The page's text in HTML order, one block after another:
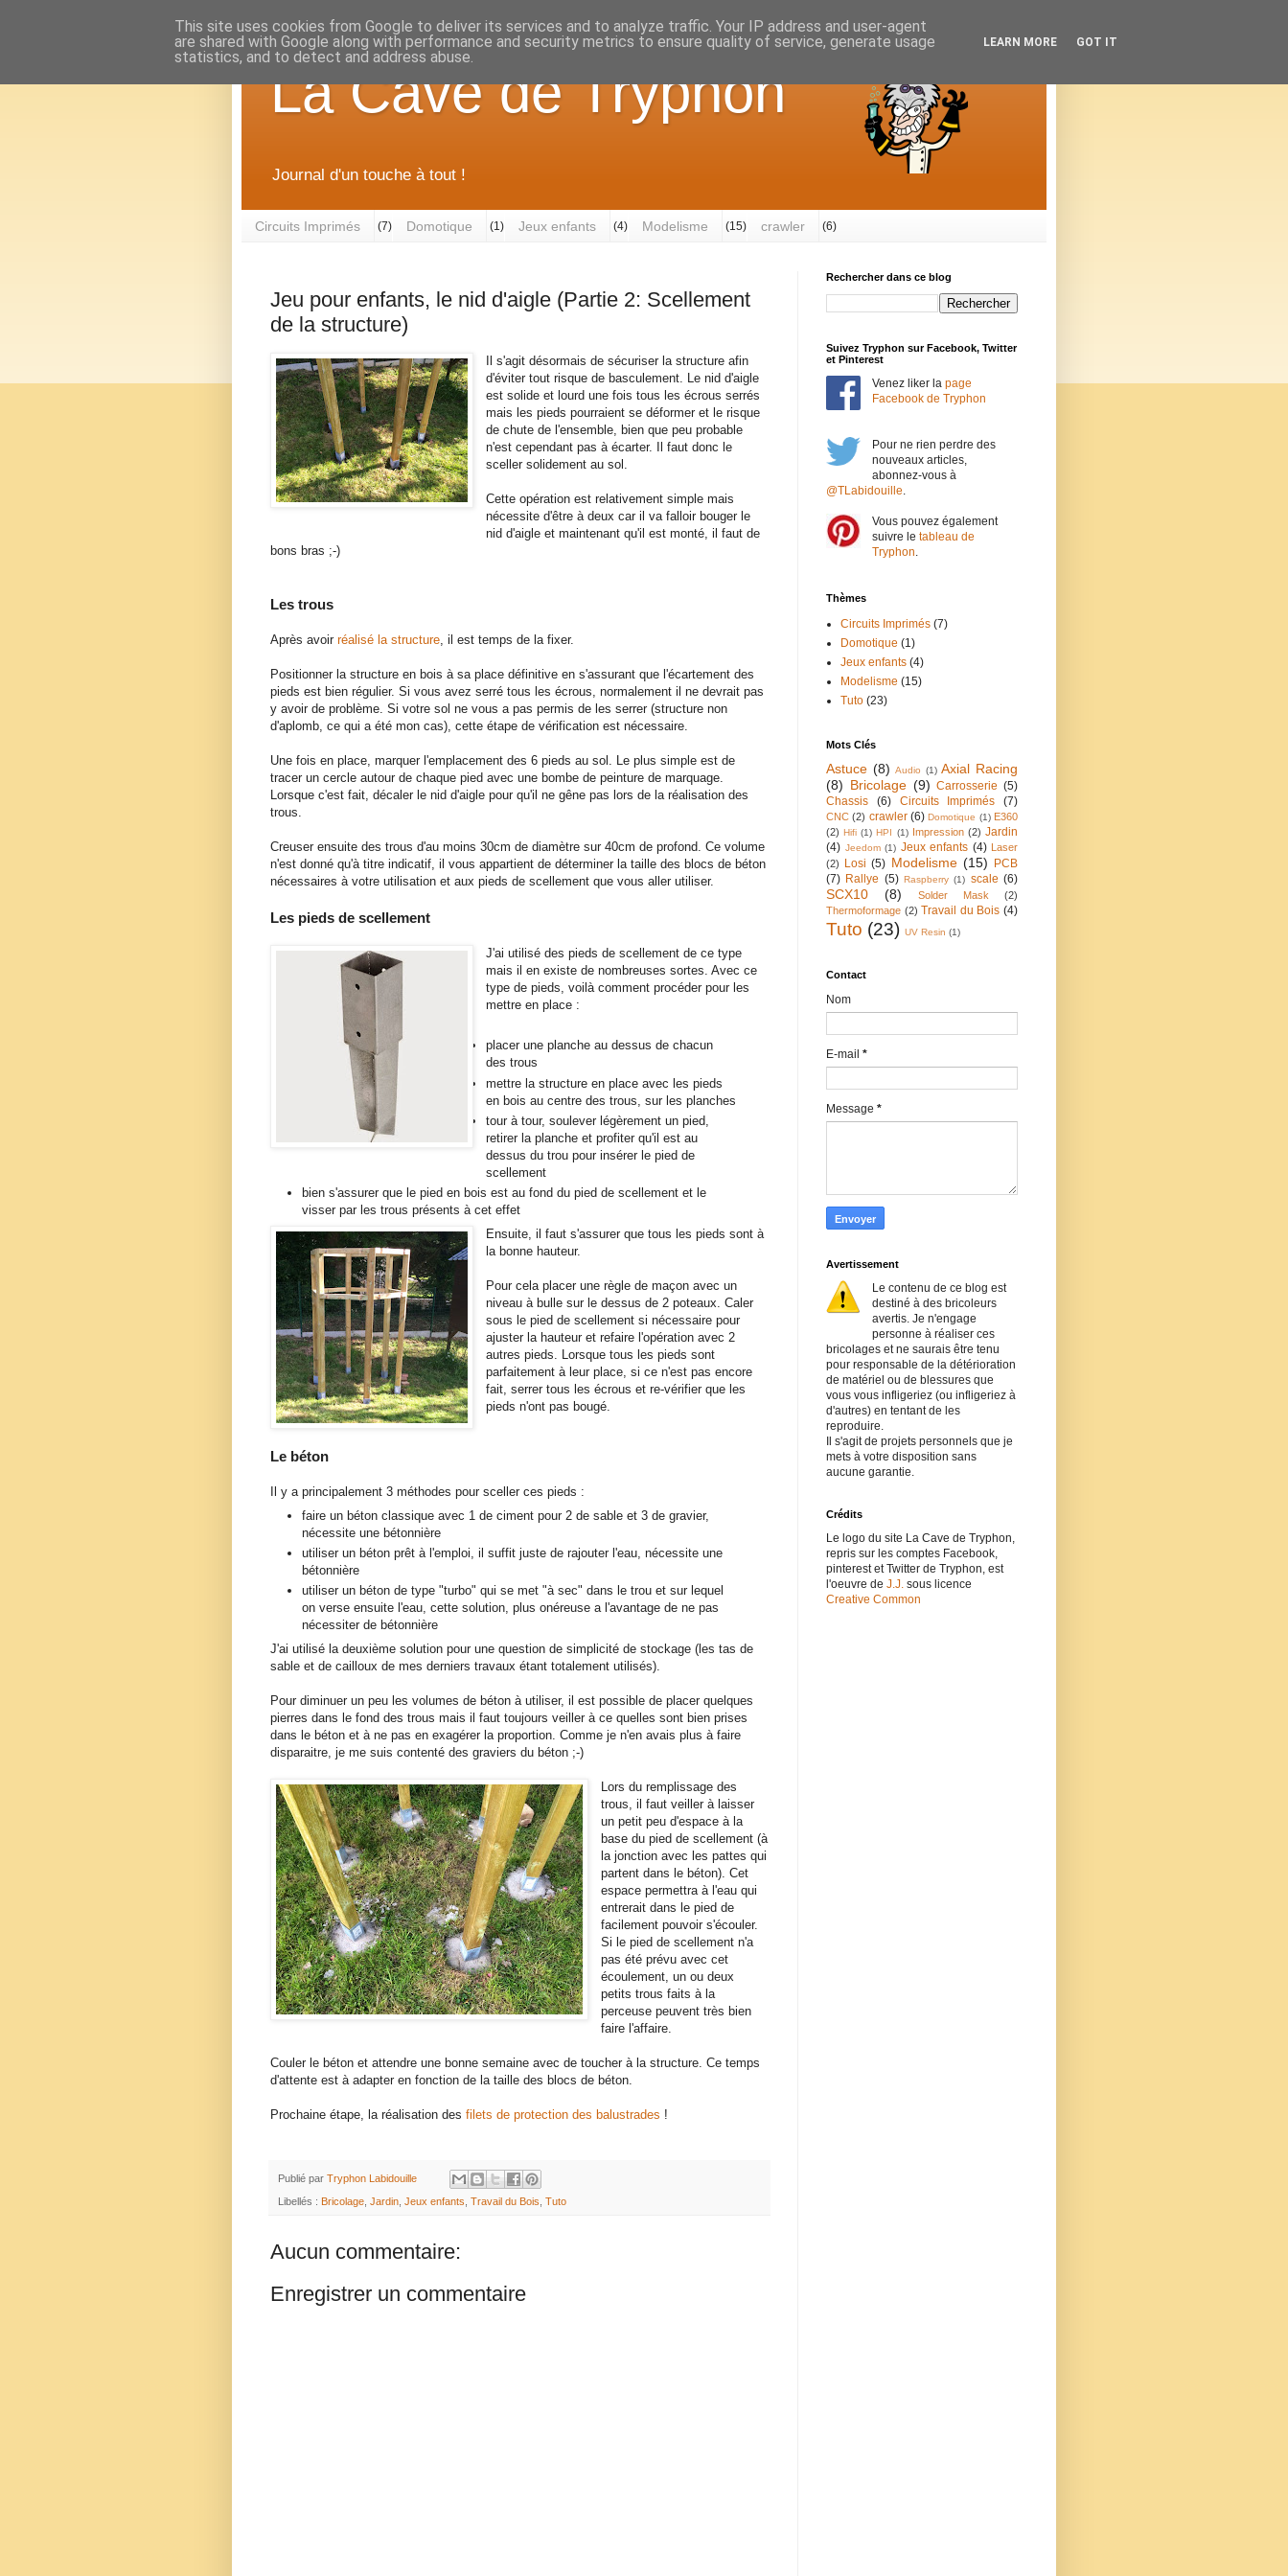
La Cave de Tryphon
Journal d'un touche à tout !
Circuits Imprimés (7) Domotique (1) Jeux enfants (4) Modelisme (15) crawler (6)
Jeu pour enfants, le nid d'aigle (Partie 2: Scellement
de la structure)
Il s'agit désormais de sécuriser la structure afin
d'éviter tout risque de basculement. Le nid d'aigle
est solide et lourd une fois tous les écrous serrés
mais les pieds pourraient se déformer et le risque
de chute de l'ensemble, bien que peu probable
n'est cependant pas à écarter. Il faut donc le
sceller solidement au sol.
Cette opération est relativement simple mais
nécessite d'être à deux car il va falloir bouger le
nid d'aigle et maintenant qu'il est monté, il faut de
bons bras ;-)
Les trous
Après avoir réalisé la structure , il est temps de la fixer.
Positionner la structure en bois à sa place définitive en s'assurant que l'écartement des
pieds est bien régulier. Si vous avez serré tous les écrous, normalement il ne devrait pas
y avoir de problème. Si votre sol ne vous a pas permis de les serrer (structure non
d'aplomb, ce qui a été mon cas), cette étape de vérification est nécessaire.
Une fois en place, marquer l'emplacement des 6 pieds au sol. Le plus simple est de
tracer un cercle autour de chaque pied avec une bombe de peinture de marquage.
Lorsque c'est fait, décaler le nid d'aigle pour qu'il ne gêne pas lors de la réalisation des
trous.
Creuser ensuite des trous d'au moins 30cm de diamètre sur 40cm de profond. Ce volume
n'est donné qu'à titre indicatif, il vous appartient de déterminer la taille des blocs de béton
nécessaires à votre utilisation et aux pieds de scellement que vous aller utiliser.
Les pieds de scellement
J'ai utilisé des pieds de scellement de ce type
mais il en existe de nombreuses sortes. Avec ce
type de pieds, voilà comment procéder pour les
mettre en place :
placer une planche au dessus de chacun
des trous
mettre la structure en place avec les pieds
en bois au centre des trous, sur les planches
tour à tour, soulever légèrement un pied,
retirer la planche et profiter qu'il est au
dessus du trou pour insérer le pied de
scellement
bien s'assurer que le pied en bois est au fond du pied de scellement et le
visser par les trous présents à cet effet
Ensuite, il faut s'assurer que tous les pieds sont à
la bonne hauteur.
Pour cela placer une règle de maçon avec un
niveau à bulle sur le dessus de 2 poteaux. Caler
sous le pied de scellement si nécessaire pour
ajuster la hauteur et refaire l'opération avec 2
autres pieds. Lorsque tous les pieds sont
parfaitement à leur place, si ce n'est pas encore
fait, serrer tous les écrous et re-vérifier que les
pieds n'ont pas bougé.
Le béton
Il y a principalement 3 méthodes pour sceller ces pieds :
faire un béton classique avec 1 de ciment pour 2 de sable et 3 de gravier,
nécessite une bétonnière
utiliser un béton prêt à l'emploi, il suffit juste de rajouter l'eau, nécessite une
bétonnière
utiliser un béton de type "turbo" qui se met "à sec" dans le trou et sur lequel
on verse ensuite l'eau, cette solution, plus onéreuse a l'avantage de ne pas
nécessiter de bétonnière
J'ai utilisé la deuxième solution pour une question de simplicité de stockage (les tas de
sable et de cailloux de mes derniers travaux étant totalement utilisés).
Pour diminuer un peu les volumes de béton à utiliser, il est possible de placer quelques
pierres dans le fond des trous mais il faut toujours veiller à ce quelles sont bien prises
dans le béton et à ne pas en exagérer la proportion. Comme je n'en avais plus à faire
disparaitre, je me suis contenté des graviers du béton ;-)
Lors du remplissage des
trous, il faut veiller à laisser
un petit peu d'espace à la
base du pied de scellement (à
la jonction avec les pattes qui
partent dans le béton). Cet
espace permettra à l'eau qui
entrerait dans le pied de
facilement pouvoir s'écouler.
Si le pied de scellement n'a
pas été prévu avec cet
écoulement, un ou deux
petits trous faits à la
perceuse peuvent très bien
faire l'affaire.
Couler le béton et attendre une bonne semaine avec de toucher à la structure. Ce temps
d'attente est à adapter en fonction de la taille des blocs de béton.
Prochaine étape, la réalisation des filets de protection des balustrades !
Publié par Tryphon Labidouille
Libellés : Bricolage Jardin Jeux enfants Travail du Bois Tuto
Aucun commentaire:
Enregistrer un commentaire
Rechercher dans ce blog
Suivez Tryphon sur Facebook, Twitter
et Pinterest
Venez liker la page
Facebook de Tryphon
Pour ne rien perdre des
nouveaux articles,
abonnez-vous à
@TLabidouille.
Vous pouvez également
suivre le tableau de
Tryphon.
Thèmes
Circuits Imprimés (7)
Domotique (1)
Jeux enfants (4)
Modelisme (15)
Tuto (23)
Mots Clés
Astuce (8) Audio (1) Axial Racing
(8) Bricolage (9) Carrosserie (5)
Chassis
(6) Circuits Imprimés (7)
CNC (2) crawler (6) Domotique (1) E360
(2) Hifi (1) HPI (1) Impression (2) Jardin
(4) Jeedom (1) Jeux enfants (4) Laser
(2)
Losi (5) Modelisme (15)
PCB
(7) Rallye (5) Raspberry (1) scale (6)
SCX10 (8) Solder Mask
(2)
Thermoformage (2) Travail du Bois (4)
Tuto (23) UV Resin (1)
Contact
Nom
E-mail *
Message *
Avertissement
Le contenu de ce blog est
destiné à des bricoleurs
avertis. Je n'engage
personne à réaliser ces
bricolages et ne saurais être tenu
pour responsable de la détérioration
de matériel ou de blessures que
vous vous infligeriez (ou infligeriez à
d'autres) en tentant de les
reproduire.
Il s'agit de projets personnels que je
mets à votre disposition sans
aucune garantie.
Crédits
Le logo du site La Cave de Tryphon,
repris sur les comptes Facebook,
pinterest et Twitter de Tryphon, est
l'oeuvre de J.J. sous licence
Creative Common
This site uses cookies from Google to deliver its services and to analyze traffic. Your IP address and user-agent
are shared with Google along with performance and security metrics to ensure quality of service, generate usage
statistics, and to detect and address abuse.
LEARN MORE GOT IT